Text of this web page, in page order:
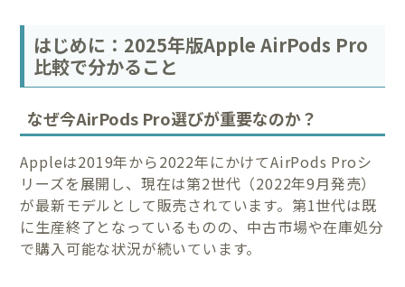
はじめに：2025年版Apple AirPods Pro
比較で分かること
なぜ今AirPods Pro選びが重要なのか？
Appleは2019年から2022年にかけてAirPods Proシ
リーズを展開し、現在は第2世代（2022年9月発売）
が最新モデルとして販売されています。第1世代は既
に生産終了となっているものの、中古市場や在庫処分
で購入可能な状況が続いています。